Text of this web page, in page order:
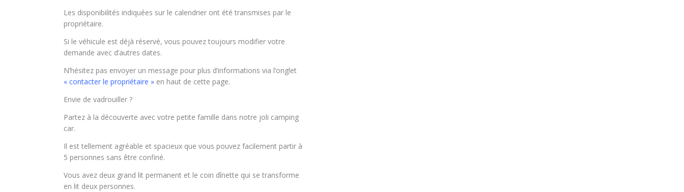
Les disponibilités indiquées sur le calendrier ont été transmises par le
propriétaire.
Si le véhicule est déjà réservé, vous pouvez toujours modifier votre
demande avec d’autres dates.
N’hésitez pas envoyer un message pour plus d’informations via l’onglet
« contacter le propriétaire » en haut de cette page.
Envie de vadrouiller ?
Partez à la découverte avec votre petite famille dans notre joli camping
car.
Il est tellement agréable et spacieux que vous pouvez facilement partir à
5 personnes sans être confiné.
Vous avez deux grand lit permanent et le coin dînette qui se transforme
en lit deux personnes.